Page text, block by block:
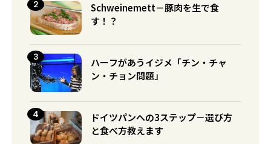
Schweinemett－豚肉を生で食
す！？
ハーフがあうイジメ「チン・チャ
ン・チョン問題」
ドイツパンへの3ステップ－選び方
と食べ方教えます